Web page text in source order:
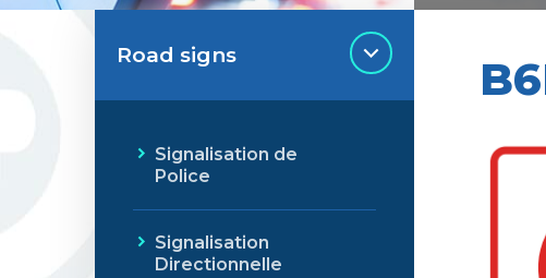
Road signs
Signalisation de
Police
Signalisation
Directionnelle